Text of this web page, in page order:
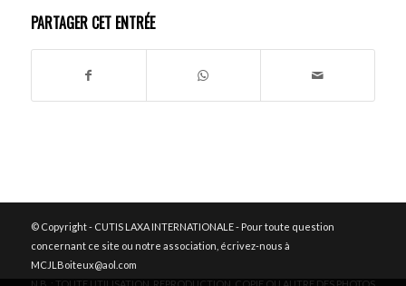
PARTAGER CET ENTRÉE
© Copyright - CUTIS LAXA INTERNATIONALE - Pour toute question
concernant ce site ou notre association, écrivez-nous à
MCJLBoiteux@aol.com